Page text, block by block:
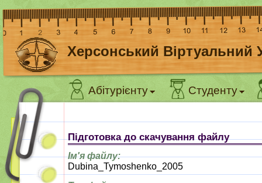
Херсонський Віртуальний
Абітурієнту Студенту
Підготовка до скачування файлу
Ім'я файлу:
Dubina_Tymoshenko_2005